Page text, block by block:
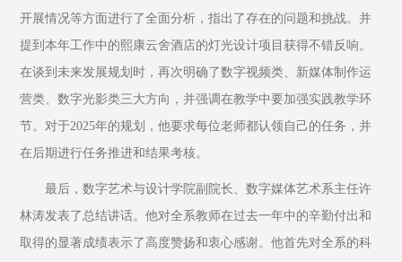
开展情况等方面进行了全面分析，指出了存在的问题和挑战。并
提到本年工作中的熙康云舍酒店的灯光设计项目获得不错反响。
在谈到未来发展规划时，再次明确了数字视频类、新媒体制作运
营类、数字光影类三大方向，并强调在教学中要加强实践教学环
节。对于2025年的规划，他要求每位老师都认领自己的任务，并
在后期进行任务推进和结果考核。
最后，数字艺术与设计学院副院长、数字媒体艺术系主任许
林涛发表了总结讲话。他对全系教师在过去一年中的辛勤付出和
取得的显著成绩表示了高度赞扬和衷心感谢。他首先对全系的科